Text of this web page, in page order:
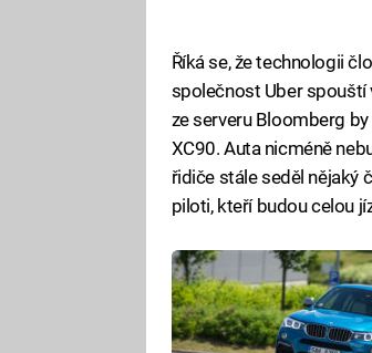
Říká se, že technologii
společnost Uber spouští
ze serveru Bloomberg
XC90. Auta nicméně
řidiče stále seděl nějaký
piloti, kteří budou celou